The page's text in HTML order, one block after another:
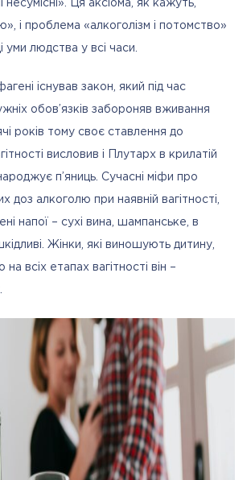
несумісні». Ця аксіома, як кажуть,
і проблема «алкоголізм і потомство»
уми людства у всі часи.
існував закон, який під час
обов’язків забороняв вживання
років тому своє ставлення до
висловив і Плутарх в крилатій
п’яниць. Сучасні міфи про
доз алкоголю при наявній вагітності,
напої – сухі вина, шампанське, в
Жінки, які виношують дитину,
на всіх етапах вагітності він –